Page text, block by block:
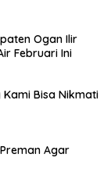
Ogan Ilir
Februari Ini
Kami Bisa Nikmati
Agar